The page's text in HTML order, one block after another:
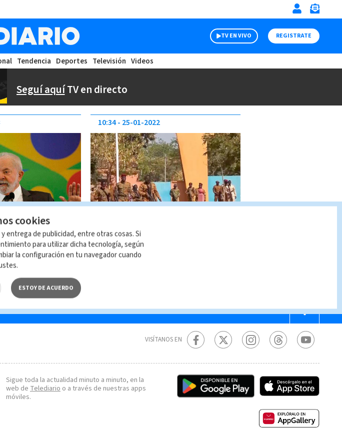
TV EN VIVO REGISTRATE
Tendencia Deportes Televisión Videos
Seguí aquíTV en directo
Bolsonaro
a Brasil
de estado
Golpe de estado en
Burkina Faso responde a
ola de terrorismo que
10:34 25-01-2022
VISÍTANOS EN
Sigue toda la actualidad minuto a minuto, en la
web de Telediario o a través de nuestras apps
móviles.
cookies
entrega de publicidad, entre otras cosas. Si
para utilizar dicha tecnología, según
la configuración en tu navegador cuando
ESTOY DE ACUERDO